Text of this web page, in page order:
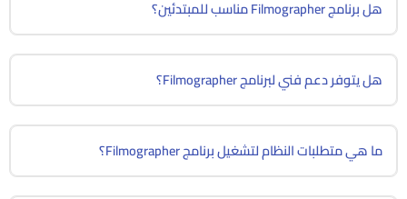
هل برنامج Filmographer مناسب للمبتدئين؟
هل يتوفر دعم فني لبرنامج Filmographer؟
ما هي متطلبات النظام لتشغيل برنامج Filmographer؟